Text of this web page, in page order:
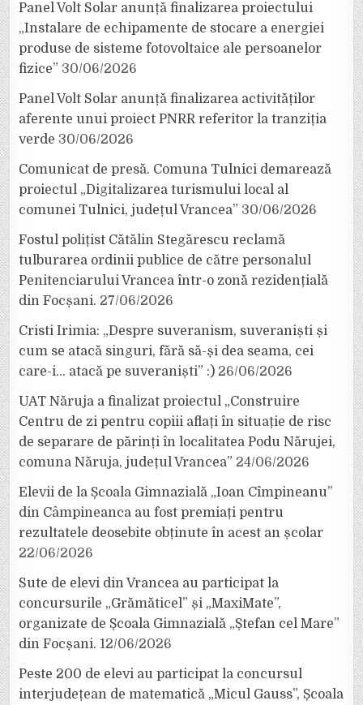
Panel Volt Solar anunță finalizarea proiectului
„Instalare de echipamente de stocare a energiei
produse de sisteme fotovoltaice ale persoanelor
fizice” 30/06/2026
Panel Volt Solar anunță finalizarea activităților
aferente unui proiect PNRR referitor la tranziția
verde 30/06/2026
Comunicat de presă. Comuna Tulnici demarează
proiectul „Digitalizarea turismului local al
comunei Tulnici, județul Vrancea” 30/06/2026
Fostul polițist Cătălin Stegărescu reclamă
tulburarea ordinii publice de către personalul
Penitenciarului Vrancea într-o zonă rezidențială
din Focșani. 27/06/2026
Cristi Irimia: „Despre suveranism, suveraniști și
cum se atacă singuri, fără să-și dea seama, cei
care-i… atacă pe suveraniști” :) 26/06/2026
UAT Năruja a finalizat proiectul „Construire
Centru de zi pentru copiii aflați în situație de risc
de separare de părinți în localitatea Podu Nărujei,
comuna Năruja, județul Vrancea” 24/06/2026
Elevii de la Școala Gimnazială „Ioan Cîmpineanu”
din Câmpineanca au fost premiați pentru
rezultatele deosebite obținute în acest an școlar
22/06/2026
Sute de elevi din Vrancea au participat la
concursurile „Grămăticel” și „MaxiMate”,
organizate de Școala Gimnazială „Ștefan cel Mare”
din Focșani. 12/06/2026
Peste 200 de elevi au participat la concursul
interjudețean de matematică „Micul Gauss”, Școala